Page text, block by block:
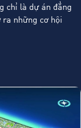
chỉ là dự án đẳng
những cơ hội